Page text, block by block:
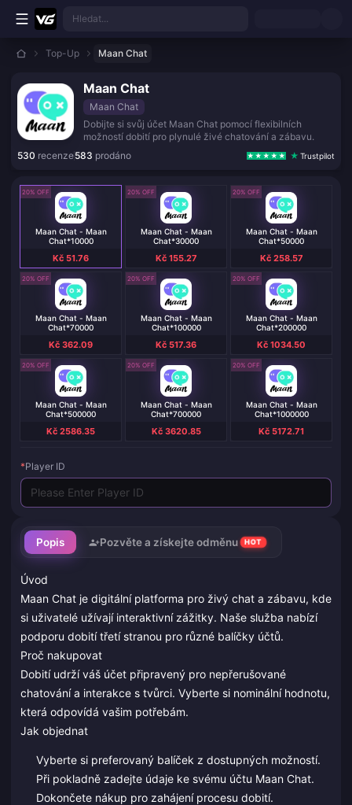
Přejít k hlavnímu obsahu
Hledat...
Top-Up Maan Chat
Maan Chat
Maan Chat
Dobijte si svůj účet Maan Chat pomocí flexibilních
možností dobití pro plynulé živé chatování a zábavu.
530 recenze583 prodáno Trustpilot
Popis Pozvěte a získejte odměnu HOT
Úvod
Maan Chat je digitální platforma pro živý chat a zábavu, kde
si uživatelé užívají interaktivní zážitky. Naše služba nabízí
podporu dobití třetí stranou pro různé balíčky účtů.
Proč nakupovat
Dobití udrží váš účet připravený pro nepřerušované
chatování a interakce s tvůrci. Vyberte si nominální hodnotu,
která odpovídá vašim potřebám.
Jak objednat
Vyberte si preferovaný balíček z dostupných možností.
Při pokladně zadejte údaje ke svému účtu Maan Chat.
Dokončete nákup pro zahájení procesu dobití.
20% OFF
Maan Chat - Maan
Chat*10000
Kč 51.76
20% OFF
Maan Chat - Maan
Chat*30000
Kč 155.27
20% OFF
Maan Chat - Maan
Chat*50000
Kč 258.57
20% OFF
Maan Chat - Maan
Chat*70000
Kč 362.09
20% OFF
Maan Chat - Maan
Chat*100000
Kč 517.36
20% OFF
Maan Chat - Maan
Chat*200000
Kč 1034.50
20% OFF
Maan Chat - Maan
Chat*500000
Kč 2586.35
20% OFF
Maan Chat - Maan
Chat*700000
Kč 3620.85
20% OFF
Maan Chat - Maan
Chat*1000000
Kč 5172.71
*Player ID